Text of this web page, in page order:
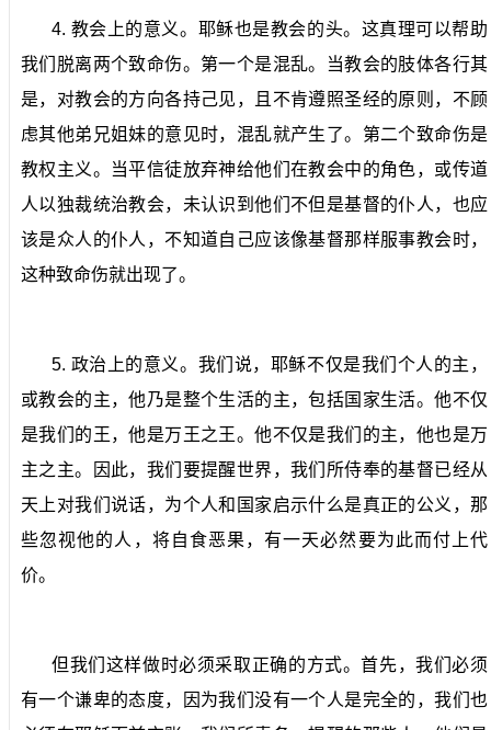
4. 教会上的意义。 耶稣也是教会的头。这真理可以帮助
我们脱离两个致命伤。第一个是混乱。当教会的肢体各行其
是，对教会的方向各持己见，且不肯遵照圣经的原则，不顾
虑其他弟兄姐妹的意见时，混乱就产生了。第二个致命伤是
教权主义。当平信徒放弃神给他们在教会中的角色，或传道
人以独裁统治教会，未认识到他们不但是基督的仆人，也应
该是众人的仆人，不知道自己应该像基督那样服事教会时，
这种致命伤就出现了。
5. 政治上的意义。 我们说，耶稣不仅是我们个人的主，
或教会的主，他乃是整个生活的主，包括国家生活。他不仅
是我们的王，他是万王之王。他不仅是我们的主，他也是万
主之主。因此，我们要提醒世界，我们所侍奉的基督已经从
天上对我们说话，为个人和国家启示什么是真正的公义，那
些忽视他的人，将自食恶果，有一天必然要为此而付上代
价。
但我们这样做时必须采取正确的方式。首先，我们必须
有一个谦卑的态度，因为我们没有一个人是完全的，我们也